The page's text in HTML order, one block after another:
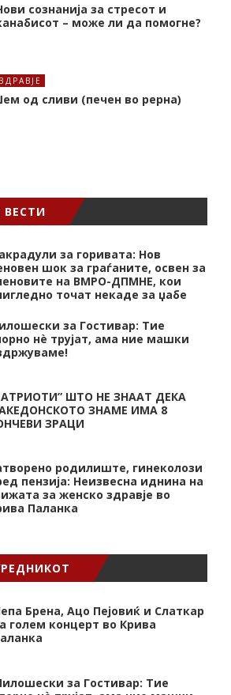
сознанија за стресот и
– може ли да помогне?
ЗДРАВЈЕ
од сливи (печен во рерна)
ВЕСТИ
за горивата: Нов
шок за граѓаните, освен за
на ВМРО-ДПМНЕ, кои
точат некаде за џабе
за Гостивар: Тие
нѐ трујат, ама ние машки
ШТО НЕ ЗНААТ ДЕКА
ЗНАМЕ ИМА 8
ЗРАЦИ
родилиште, гинеколози
пензија: Неизвесна иднина на
за женско здравје во
Паланка
Брена, Ацо Пејовиќ и Слаткар
голем концерт во Крива
за Гостивар: Тие